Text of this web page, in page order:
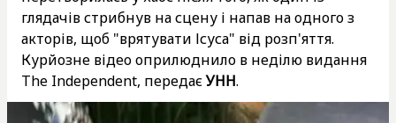
глядачів стрибнув на сцену і напав на одного з
акторів, щоб "врятувати Ісуса" від розп'яття.
Курйозне відео оприлюднило в неділю видання
The Independent, передаєУНН.